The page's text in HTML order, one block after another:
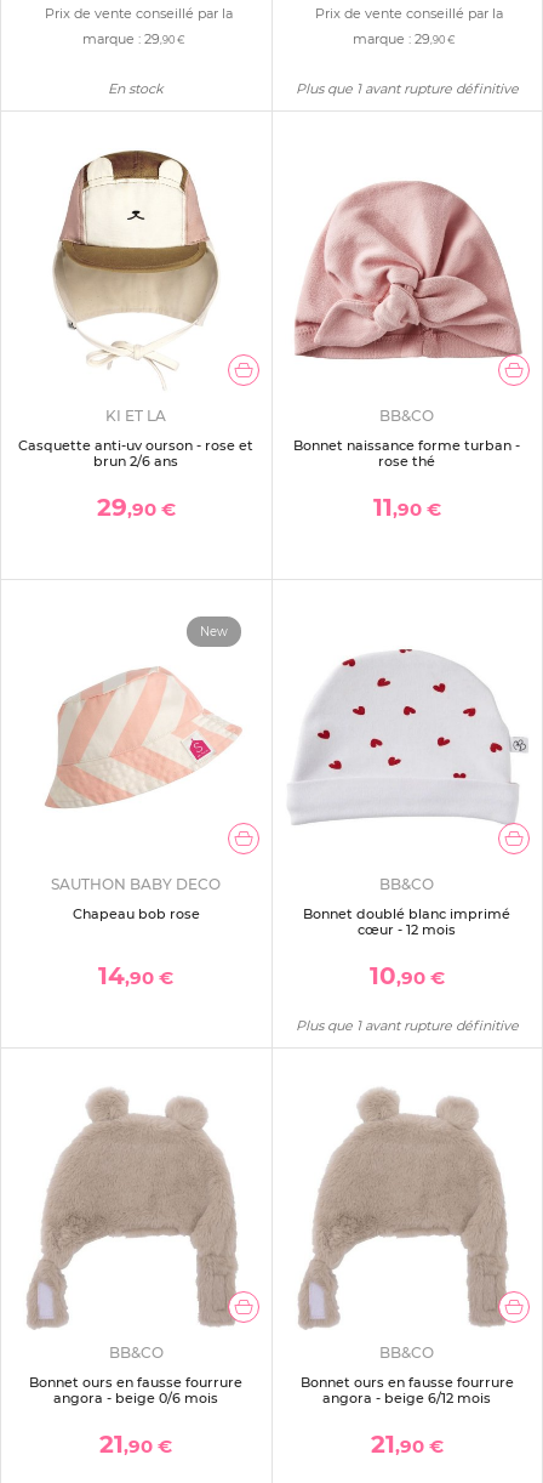
Prix de vente conseillé par la
marque : 29 ,90 €
En stock
Prix de vente conseillé par la
marque :29,90 €
Plus que 1 avant rupture définitive
KI ET LA
Casquette anti-uv ourson - rose et
brun 2/6 ans
29,90 €
BB&CO
Bonnet naissance forme turban -
rose thé
11,90 €
New
SAUTHON BABY DECO
Chapeau bob rose
14,90 €
BB&CO
Bonnet doublé blanc imprimé
cœur - 12 mois
10,90 €
Plus que 1 avant rupture définitive
BB&CO
Bonnet ours en fausse fourrure
angora - beige 0/6 mois
21,90 €
BB&CO
Bonnet ours en fausse fourrure
angora - beige 6/12 mois
21,90 €